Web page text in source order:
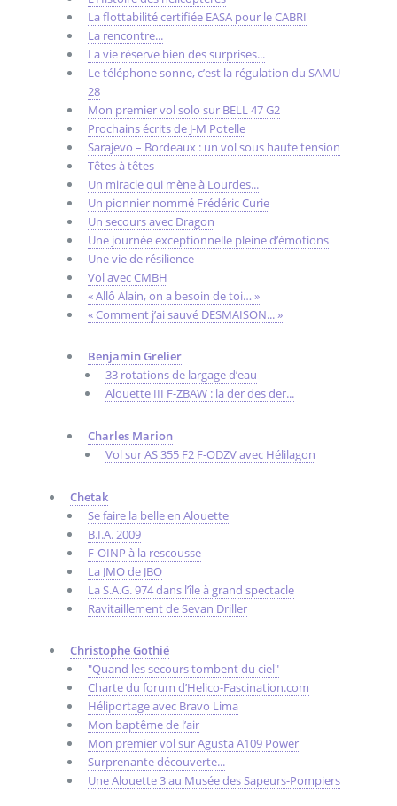
La flottabilité certifiée EASA pour le CABRI
La rencontre...
La vie réserve bien des surprises...
Le téléphone sonne, c’est la régulation du SAMU
28
Mon premier vol solo sur BELL 47 G2
Prochains écrits de J-M Potelle
Sarajevo – Bordeaux : un vol sous haute tension
Têtes à têtes
Un miracle qui mène à Lourdes...
Un pionnier nommé Frédéric Curie
Un secours avec Dragon
Une journée exceptionnelle pleine d’émotions
Une vie de résilience
Vol avec CMBH
« Allô Alain, on a besoin de toi… »
« Comment j’ai sauvé DESMAISON... »
Benjamin Grelier
33 rotations de largage d’eau
Alouette III F-ZBAW : la der des der...
Charles Marion
Vol sur AS 355 F2 F-ODZV avec Hélilagon
Chetak
Se faire la belle en Alouette
B.I.A. 2009
F-OINP à la rescousse
La JMO de JBO
La S.A.G. 974 dans l’île à grand spectacle
Ravitaillement de Sevan Driller
Christophe Gothié
"Quand les secours tombent du ciel"
Charte du forum d’Helico-Fascination.com
Héliportage avec Bravo Lima
Mon baptême de l’air
Mon premier vol sur Agusta A109 Power
Surprenante découverte...
Une Alouette 3 au Musée des Sapeurs-Pompiers